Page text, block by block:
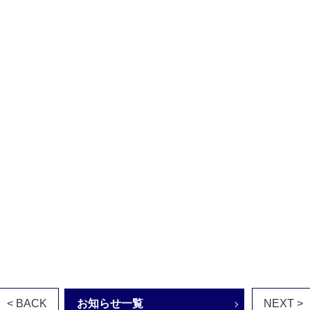
< BACK お知らせ一覧 NEXT >